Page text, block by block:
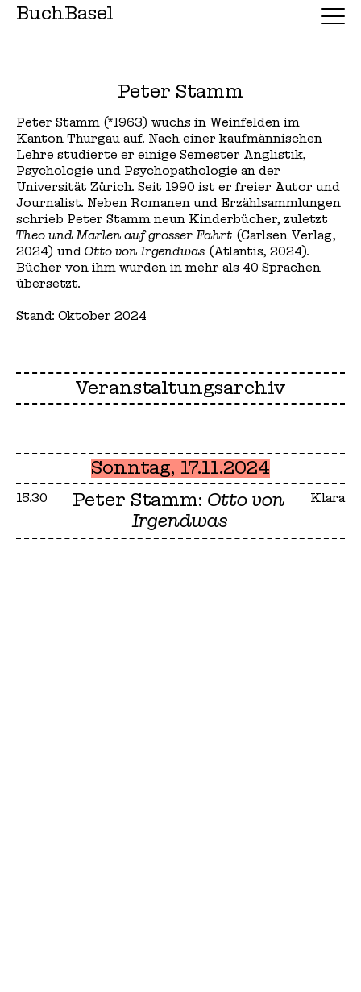
BuchBasel
Peter Stamm
Peter Stamm (*1963) wuchs in Weinfelden im
Kanton Thurgau auf. Nach einer kaufmännischen
Lehre studierte er einige Semester Anglistik,
Psychologie und Psychopathologie an der
Universität Zürich. Seit 1990 ist er freier Autor und
Journalist. Neben Romanen und Erzählsammlungen
schrieb Peter Stamm neun Kinderbücher, zuletzt
Theo und Marlen auf grosser Fahrt (Carlsen Verlag,
2024) und Otto von Irgendwas (Atlantis, 2024).
Bücher von ihm wurden in mehr als 40 Sprachen
übersetzt.
Stand: Oktober 2024
Veranstaltungsarchiv
Sonntag, 17.11.2024
15.30 Klara
Peter Stamm: Otto von
Irgendwas